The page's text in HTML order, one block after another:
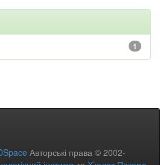
1
Авторські права © 2002-